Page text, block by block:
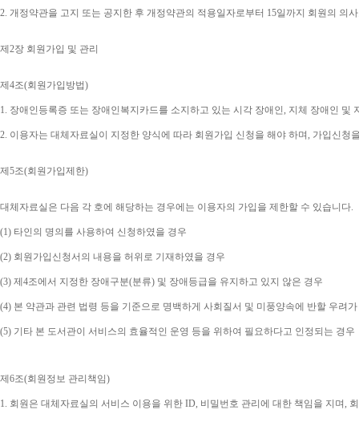
2. 개정약관을 고지 또는 공지한 후 개정약관의 적용일자로부터 15일까지 회원의 의
제 2장 회원가입 및 관리
제 4조(회원가입방법)
1. 장애인등록증 또는 장애인복지카드를 소지하고 있는 시각 장애인, 지체 장애인 및
2. 이용자는 대체자료실이 지정한 양식에 따라 회원가입 신청을 해야 하며, 가입신청
제 5조(회원가입제한)
대체자료실은 다음 각 호에 해당하는 경우에는 이용자의 가입을 제한할 수 있습니다.
(1) 타인의 명의를 사용하여 신청하였을 경우
(2) 회원가입신청서의 내용을 허위로 기재하였을 경우
(3) 제 4조에서 지정한 장애구분(분류) 및 장애등급을 유지하고 있지 않은 경우
(4) 본 약관과 관련 법령 등을 기준으로 명백하게 사회질서 및 미풍양속에 반할 우려
(5) 기타 본 도서관이 서비스의 효율적인 운영 등을 위하여 필요하다고 인정되는 경우
제 6조(회원정보 관리책임)
1. 회원은 대체자료실의 서비스 이용을 위한 ID, 비밀번호 관리에 대한 책임을 지며,